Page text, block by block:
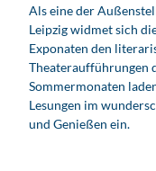
Als eine der
Leipzig widmet sich
Exponaten den
Theateraufführungen
Sommermonaten
Lesungen im
und Genießen ein.